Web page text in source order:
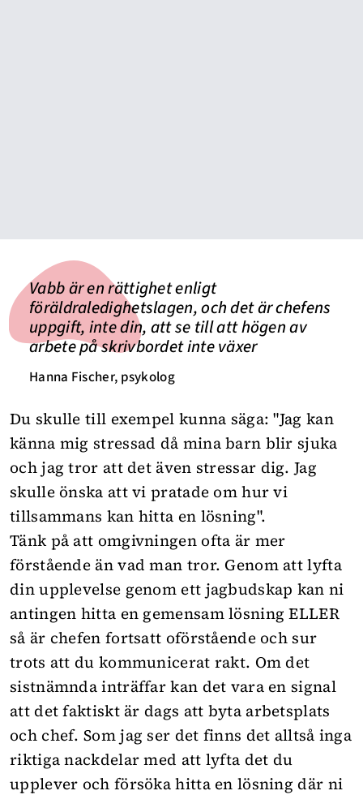
Vabb är en rättighet enligt
föräldraledighetslagen, och det är chefens
uppgift, inte din, att se till att högen av
arbete på skrivbordet inte växer
Hanna Fischer, psykolog
Du skulle till exempel kunna säga: "Jag kan
känna mig stressad då mina barn blir sjuka
och jag tror att det även stressar dig. Jag
skulle önska att vi pratade om hur vi
tillsammans kan hitta en lösning".
Tänk på att omgivningen ofta är mer
förstående än vad man tror. Genom att lyfta
din upplevelse genom ett jagbudskap kan ni
antingen hitta en gemensam lösning ELLER
så är chefen fortsatt oförstående och sur
trots att du kommunicerat rakt. Om det
sistnämnda inträffar kan det vara en signal
att det faktiskt är dags att byta arbetsplats
och chef. Som jag ser det finns det alltså inga
riktiga nackdelar med att lyfta det du
upplever och försöka hitta en lösning där ni